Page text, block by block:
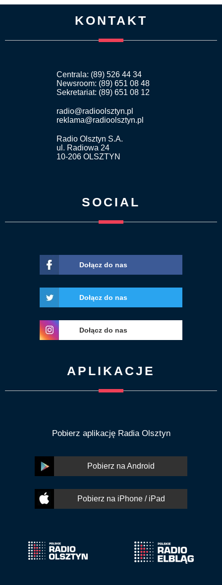
KONTAKT
Centrala: (89) 526 44 34
Newsroom: (89) 651 08 48
Sekretariat: (89) 651 08 12
radio@radioolsztyn.pl
reklama@radioolsztyn.pl
Radio Olsztyn S.A.
ul. Radiowa 24
10-206 OLSZTYN
SOCIAL
Dołącz do nas
Dołącz do nas
Dołącz do nas
APLIKACJE
Pobierz aplikację Radia Olsztyn
Pobierz na Android
Pobierz na iPhone / iPad